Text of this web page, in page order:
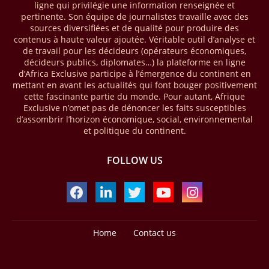
milliards USD (+23 % par rapport à 2024). L’Afrique a également
enregistré environ 74 % du nombre de transactions de Mobile money
répertoriées l’an passé dans le monde, avec environ 92 milliards de
transactions (+16 % par rapport à 2024) sur un total de 125 milliards
dans le monde.
28/03/26 AFRIQUE - ECONOMIE CREATIVE
Une rapport publié dernièrement par le Boston Consulting Group, et
intitulé « Africa Unleashed: Empowering Women in Creative Industries
», dresse un état des lieux saisissant de l'économie créative africaine
à la fois dynamique et structurellement négligé. Ce secteur,
les contenus numériques, représente aujourd'hui environ 59 milliards
représente moins de 3 % d'un marché mondial évalué à près de 2000
milliards USD. L'écart est vertigineux, mais il constitue aussi, selon le
exportations créatives pourraient atteindre 140 à 150 milliards USD,
ligne qui privilégie une information renseignée et
pertinente. Son équipe de journalistes travaille avec des
sources diversifiées et de qualité pour produire des
contenus à haute valeur ajoutée. Véritable outil d’analyse et
de travail pour les décideurs (opérateurs économiques,
décideurs publics, diplomates…) la plateforme en ligne
d’Africa Exclusive participe à l’émergence du continent en
mettant en avant les actualités qui font bouger positivement
cette fascinante partie du monde. Pour autant, Afrique
Exclusive n’omet pas de dénoncer les faits susceptibles
d’assombrir l’horizon économique, social, environnemental
et politique du continent.
FOLLOW US
Home Contact us